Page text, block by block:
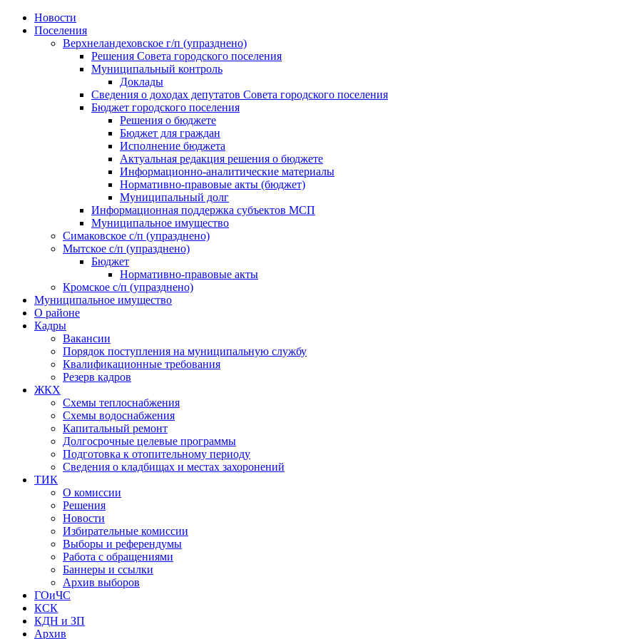
Skip
Новости
Поселения
Верхнеландеховское г/п (упразднено)
Решения Совета городского поселения
Муниципальный контроль
Доклады
Сведения о доходах депутатов Совета городского поселения
Бюджет городского поселения
Решения о бюджете
Бюджет для граждан
Исполнение бюджета
Актуальная редакция решения о бюджете
Информационно-аналитические материалы
Нормативно-правовые акты (бюджет)
Муниципальный долг
Информационная поддержка субъектов МСП
Муниципальное имущество
Симаковское с/п (упразднено)
Мытское с/п (упразднено)
Бюджет
Нормативно-правовые акты
Кромское с/п (упразднено)
Муниципальное имущество
О районе
Кадры
Вакансии
Порядок поступления на муниципальную службу
Квалификационные требования
Резерв кадров
ЖКХ
Схемы теплоснабжения
Схемы водоснабжения
Капитальный ремонт
Долгосрочные целевые программы
Подготовка к отопительному периоду
Сведения о кладбищах и местах захоронений
ТИК
О комиссии
Решения
Новости
Избирательные комиссии
Выборы и референдумы
Работа с обращениями
Баннеры и ссылки
Архив выборов
ГОиЧС
КСК
КДН и ЗП
Архив